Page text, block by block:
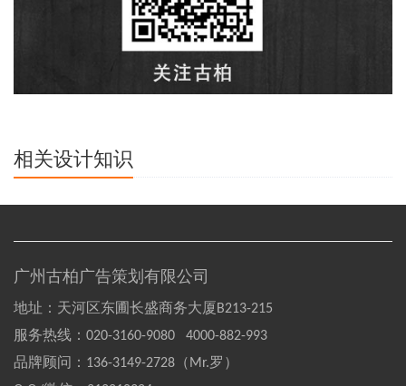
相关设计知识
广州古柏广告策划有限公司
地址：天河区东圃长盛商务大厦B213-215
服务热线： 020-3160-9080 4000-882-993
品牌顾问： 136-3149-2728（Mr.罗）